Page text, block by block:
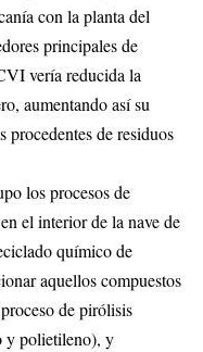
con la planta del
principales de
vería reducida la
aumentando así su
de residuos
los procesos de
el interior de la nave de
químico de
aquellos compuestos
de pirólisis
y polietileno), y